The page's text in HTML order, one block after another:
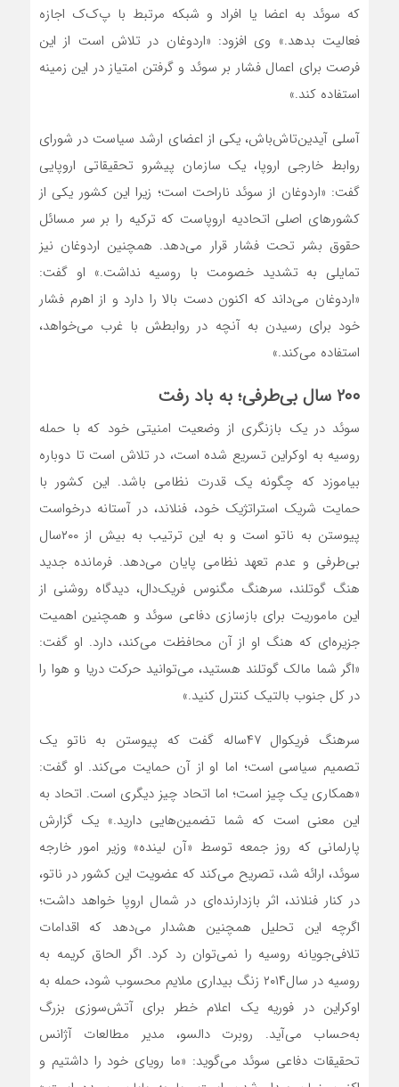
که سوئد به اعضا یا افراد و شبکه مرتبط با پ‌ک‌ک اجازه
فعالیت بدهد.» وی افزود: «اردوغان در تلاش است از این
فرصت برای اعمال فشار بر سوئد و گرفتن امتیاز در این زمینه
استفاده کند.»
آسلی آیدین‌‌تاش‌‌باش، یکی از اعضای ارشد سیاست در شورای
روابط خارجی اروپا، یک سازمان پیشرو تحقیقاتی اروپایی
گفت: «اردوغان از سوئد ناراحت است؛ زیرا این کشور یکی از
کشورهای اصلی اتحادیه اروپاست که ترکیه را بر سر مسائل
حقوق بشر تحت فشار قرار می‌‌دهد. همچنین اردوغان نیز
تمایلی به تشدید خصومت با روسیه نداشت.» او گفت:
«اردوغان می‌‌داند که اکنون دست بالا را دارد و از اهرم فشار
خود برای رسیدن به آنچه در روابطش با غرب می‌‌خواهد،
استفاده می‌‌کند.»
۲۰۰ سال بی‌‌طرفی؛ به باد رفت
سوئد در یک بازنگری از وضعیت امنیتی خود که با حمله
روسیه به اوکراین تسریع شده است، در تلاش است تا دوباره
بیاموزد که چگونه یک قدرت نظامی باشد. این کشور با
حمایت شریک استراتژیک خود، فنلاند، در آستانه درخواست
پیوستن به ناتو است و به این ترتیب به بیش از ۲۰۰سال
بی‌‌طرفی و عدم تعهد نظامی پایان می‌‌دهد. فرمانده جدید
هنگ گوتلند، سرهنگ مگنوس فریک‌‌دال، دیدگاه روشنی از
این ماموریت برای بازسازی دفاعی سوئد و همچنین اهمیت
جزیره‌‌ای که هنگ او از آن محافظت می‌‌کند، دارد. او گفت:
«اگر شما مالک گوتلند هستید، می‌توانید حرکت دریا و هوا را
در کل جنوب بالتیک کنترل کنید.»
سرهنگ فریکوال ۴۷ساله گفت که پیوستن به ناتو یک
تصمیم سیاسی است؛ اما او از آن حمایت می‌‌کند. او گفت:
«همکاری یک چیز است؛ اما اتحاد چیز دیگری است. اتحاد به
این معنی است که شما تضمین‌‌هایی دارید.» یک گزارش
پارلمانی که روز جمعه توسط «آن لینده» وزیر امور خارجه
سوئد، ارائه شد، تصریح می‌‌کند که عضویت این کشور در ناتو،
در کنار فنلاند، اثر بازدارنده‌‌ای در شمال اروپا خواهد داشت؛
اگرچه این تحلیل همچنین هشدار می‌‌دهد که اقدامات
تلافی‌‌جویانه روسیه را نمی‌‌توان رد کرد. اگر الحاق کریمه به
روسیه در سال۲۰۱۴ زنگ بیداری ملایم محسوب شود، حمله به
اوکراین در فوریه یک اعلام خطر برای آتش‌‌سوزی بزرگ
به‌‌حساب می‌‌آید. روبرت دالسو، مدیر مطالعات آژانس
تحقیقات دفاعی سوئد می‌‌گوید: «ما رویای خود را داشتیم و